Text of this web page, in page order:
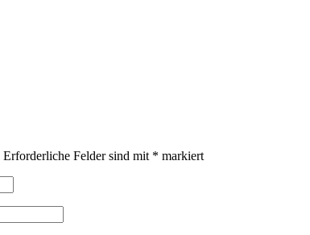
Erforderliche Felder sind mit * markiert